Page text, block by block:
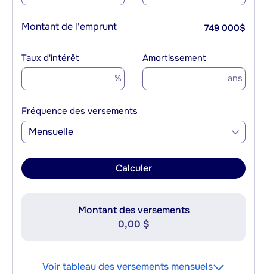
Montant de l'emprunt 749 000$
Taux d'intérêt
%
Amortissement
ans
Fréquence des versements
Mensuelle
Calculer
Montant des versements
0,00 $
Voir tableau des versements mensuels